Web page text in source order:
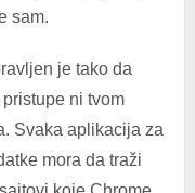
sam.
je tako da
ni tvom
Svaka aplikacija za
mora da traži